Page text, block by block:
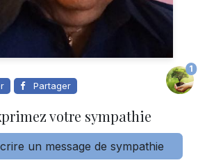
Partager
1
votre sympathie
un message de sympathie